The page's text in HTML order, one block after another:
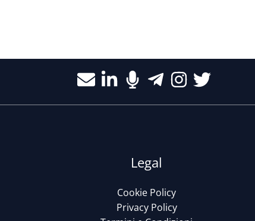
Legal
Cookie Policy
Privacy Policy